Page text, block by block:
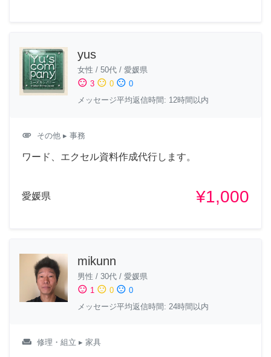
yus
女性 / 50代 / 愛媛県
sentiment_satisfied 3 sentiment_neutral 0 sentiment_dissatisfied 0
メッセージ平均返信時間: 12時間以内
attachment その他 ▸ 事務
ワード、エクセル資料作成代行します。
愛媛県 ¥1,000
mikunn
男性 / 30代 / 愛媛県
sentiment_satisfied 1 sentiment_neutral 0 sentiment_dissatisfied 0
メッセージ平均返信時間: 24時間以内
weekend 修理・組立 ▸ 家具